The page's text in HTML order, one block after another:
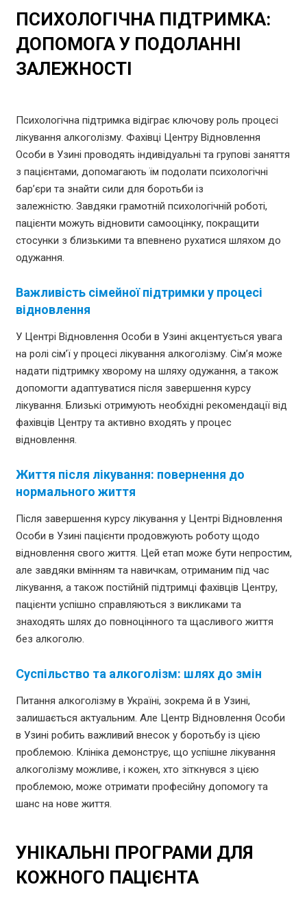
ПСИХОЛОГІЧНА ПІДТРИМКА:
ДОПОМОГА У ПОДОЛАННІ
ЗАЛЕЖНОСТІ
Психологічна підтримка відіграє ключову роль процесі
лікування алкоголізму. Фахівці Центру Відновлення
Особи в Узині проводять індивідуальні та групові заняття
з пацієнтами, допомагають їм подолати психологічні
бар’єри та знайти сили для боротьби із
залежністю. Завдяки грамотній психологічній роботі,
пацієнти можуть відновити самооцінку, покращити
стосунки з близькими та впевнено рухатися шляхом до
одужання.
Важливість сімейної підтримки у процесі
відновлення
У Центрі Відновлення Особи в Узині акцентується увага
на ролі сім’ї у процесі лікування алкоголізму. Сім’я може
надати підтримку хворому на шляху одужання, а також
допомогти адаптуватися після завершення курсу
лікування. Близькі отримують необхідні рекомендації від
фахівців Центру та активно входять у процес
відновлення.
Життя після лікування: повернення до
нормального життя
Після завершення курсу лікування у Центрі Відновлення
Особи в Узині пацієнти продовжують роботу щодо
відновлення свого життя. Цей етап може бути непростим,
але завдяки вмінням та навичкам, отриманим під час
лікування, а також постійній підтримці фахівців Центру,
пацієнти успішно справляються з викликами та
знаходять шлях до повноцінного та щасливого життя
без алкоголю.
Суспільство та алкоголізм: шлях до змін
Питання алкоголізму в Україні, зокрема й в Узині,
залишається актуальним. Але Центр Відновлення Особи
в Узині робить важливий внесок у боротьбу із цією
проблемою. Клініка демонструє, що успішне лікування
алкоголізму можливе, і кожен, хто зіткнувся з цією
проблемою, може отримати професійну допомогу та
шанс на нове життя.
УНІКАЛЬНІ ПРОГРАМИ ДЛЯ
КОЖНОГО ПАЦІЄНТА